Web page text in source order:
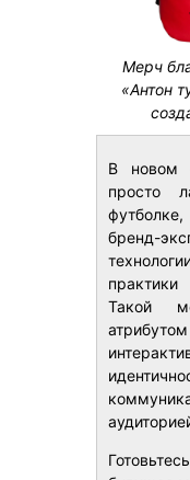
Мерч
«Антон
В новом
просто
бренд-
практики
Такой